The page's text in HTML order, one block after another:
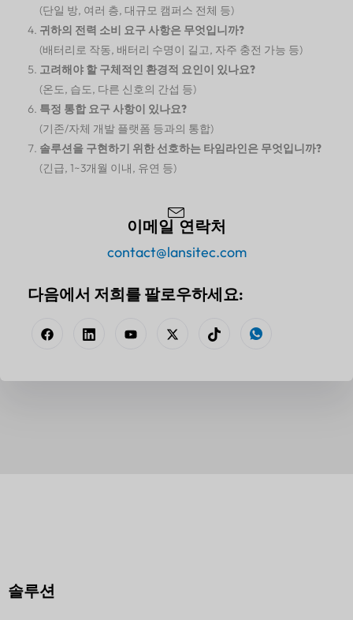
(단일 방, 여러 층, 대규모 캠퍼스 전체 등)
귀하의 전력 소비 요구 사항은 무엇입니까?
(배터리로 작동, 배터리 수명이 길고, 자주 충전 가능 등)
고려해야 할 구체적인 환경적 요인이 있나요?
(온도, 습도, 다른 신호의 간섭 등)
특정 통합 요구 사항이 있나요?
(기존/자체 개발 플랫폼 등과의 통합)
솔루션을 구현하기 위한 선호하는 타임라인은 무엇입니까?
(긴급, 1~3개월 이내, 유연 등)
이메일 연락처
contact@lansitec.com
다음에서 저희를 팔로우하세요:
솔루션